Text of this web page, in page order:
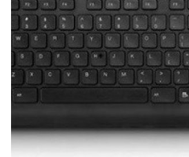
ДЛЯ ОПЕРАТОРОВ СВЯЗИ
Прочее
Избранное
Контакты
Войти